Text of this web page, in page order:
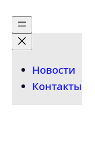
Новости
Контакты